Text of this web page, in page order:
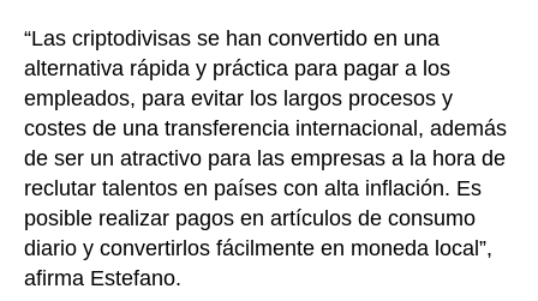
“Las criptodivisas se han convertido en una
alternativa rápida y práctica para pagar a los
empleados, para evitar los largos procesos y
costes de una transferencia internacional, además
de ser un atractivo para las empresas a la hora de
reclutar talentos en países con alta inflación. Es
posible realizar pagos en artículos de consumo
diario y convertirlos fácilmente en moneda local”,
afirma Estefano.